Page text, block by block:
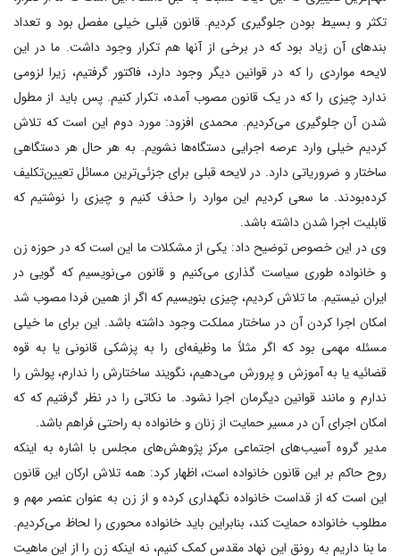
تکثر و بسیط بودن جلوگیری کردیم. قانون قبلی خیلی مفصل بود و تعداد
بند‌های آن زیاد بود که در برخی از آنها هم تکرار وجود داشت. ما در این
لایحه مواردی را که در قوانین دیگر وجود دارد، فاکتور گرفتیم، زیرا لزومی
ندارد چیزی را که در یک قانون مصوب آمده، تکرار کنیم. پس باید از مطول
شدن آن جلوگیری می‌کردیم. محمدی افزود: مورد دوم این است که تلاش
کردیم خیلی وارد عرصه اجرایی دستگاه‌ها نشویم. به هر حال هر دستگاهی
ساختار و ضروریاتی دارد. در لایحه قبلی برای جزئی‌ترین مسائل تعیین‌تکلیف
کرده‌بودند. ما سعی کردیم این موارد را حذف کنیم و چیزی را نوشتیم که
قابلیت اجرا شدن داشته باشد.
وی در این خصوص توضیح داد: یکی از مشکلات ما این است که در حوزه زن
و خانواده طوری سیاست گذاری می‌کنیم و قانون می‌نویسیم که گویی در
ایران نیستیم. ما تلاش کردیم، چیزی بنویسیم که اگر از همین فردا مصوب شد
امکان اجرا کردن آن در ساختار مملکت وجود داشته باشد. این برای ما خیلی
مسئله مهمی بود که اگر مثلاً ما وظیفه‌ای را به پزشکی قانونی یا به قوه
قضائیه یا به آموزش و پرورش می‌دهیم، نگویند ساختارش را ندارم، پولش را
ندارم و مانند قوانین دیگرمان اجرا نشود. ما نکاتی را در نظر گرفتیم که که
امکان اجرای آن در مسیر حمایت از زنان و خانواده به راحتی فراهم باشد.
مدیر گروه آسیب‌های اجتماعی مرکز پژوهش‌های مجلس با اشاره به اینکه
روح حاکم بر این قانون خانواده است، اظهار کرد: همه تلاش ارکان این قانون
این است که از قداست خانواده نگهداری کرده و از زن به عنوان عنصر مهم و
مطلوب خانواده حمایت کند، بنابراین باید خانواده محوری را لحاظ می‌کردیم.
ما بنا داریم به رونق این نهاد مقدس کمک کنیم، نه اینکه زن را از این ماهیت